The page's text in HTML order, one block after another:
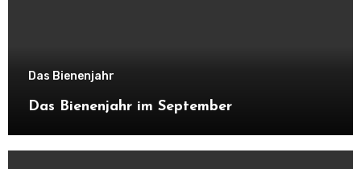
Das Bienenjahr
Das Bienenjahr im September